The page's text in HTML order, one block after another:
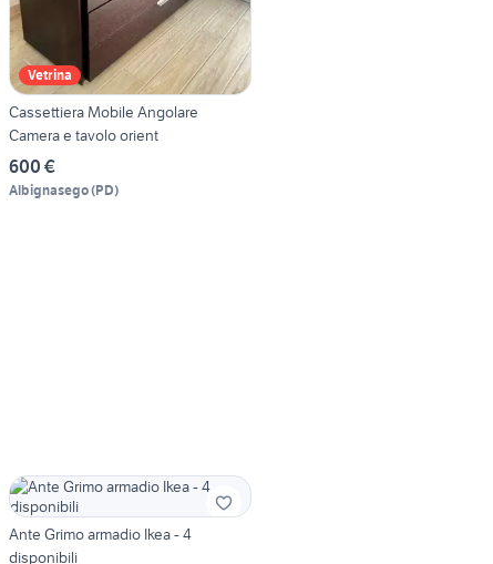
Vetrina
Cassettiera Mobile Angolare
Camera e tavolo orient
600 €
Albignasego(PD)
Ante Grimo armadio Ikea - 4
disponibili